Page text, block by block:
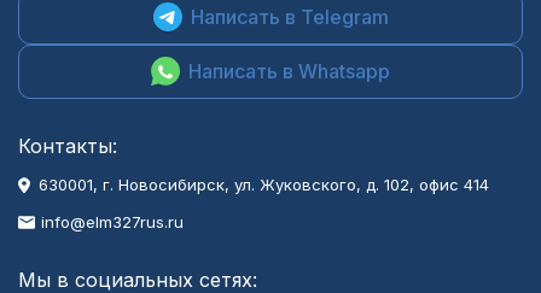
Написать в Telegram
Написать в Whatsapp
Контакты:
630001, г. Новосибирск, ул. Жуковского, д. 102, офис 414
info@elm327rus.ru
Мы в социальных сетях: